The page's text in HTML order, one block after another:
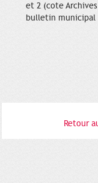
et 2 (cote
bulletin municipal
Retour